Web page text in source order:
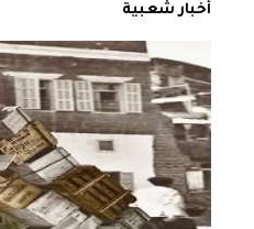
أخبار شعبية